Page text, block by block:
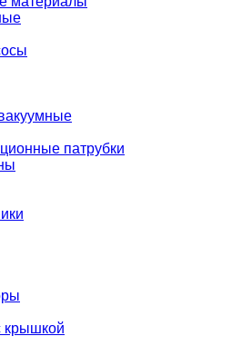
патрубки
крышкой